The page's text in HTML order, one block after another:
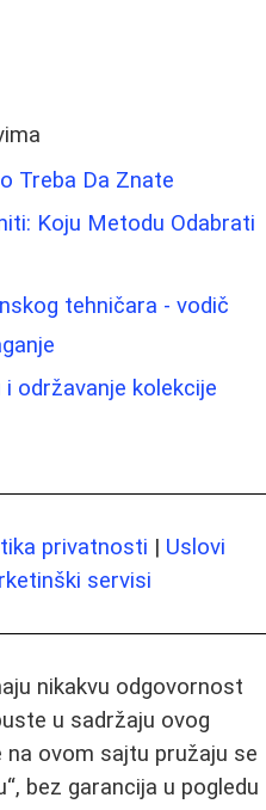
Treba Da Znate
Koju Metodu Odabrati
tehničara - vodič
održavanje kolekcije
privatnosti | Uslovi
servisi
nikakvu odgovornost
u sadržaju ovog
ovom sajtu pružaju se
bez garancija u pogledu